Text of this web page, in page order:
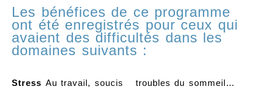
Les bénéfices de ce programme
ont été enregistrés pour ceux qui
avaient des difficultés dans les
domaines suivants :
Stress Au travail, soucis
troubles du sommeil…